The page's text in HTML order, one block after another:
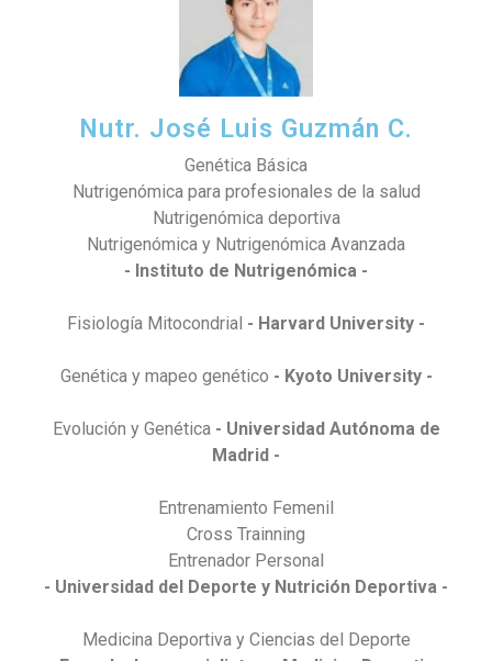
Nutr. José Luis Guzmán C.
Genética Básica
Nutrigenómica para profesionales de la salud
Nutrigenómica deportiva
Nutrigenómica y Nutrigenómica Avanzada
- Instituto de Nutrigenómica -
Fisiología Mitocondrial - Harvard University -
Genética y mapeo genético - Kyoto University -
Evolución y Genética - Universidad Autónoma de
Madrid -
Entrenamiento Femenil
Cross Trainning
Entrenador Personal
- Universidad del Deporte y Nutrición Deportiva -
Medicina Deportiva y Ciencias del Deporte